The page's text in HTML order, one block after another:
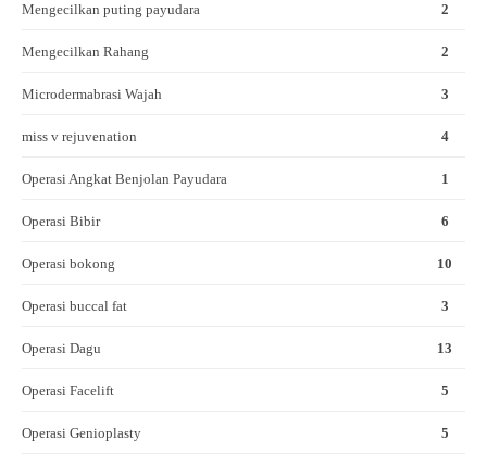
Mengecilkan puting payudara 2
Mengecilkan Rahang 2
Microdermabrasi Wajah 3
miss v rejuvenation 4
Operasi Angkat Benjolan Payudara 1
Operasi Bibir 6
Operasi bokong 10
Operasi buccal fat 3
Operasi Dagu 13
Operasi Facelift 5
Operasi Genioplasty 5